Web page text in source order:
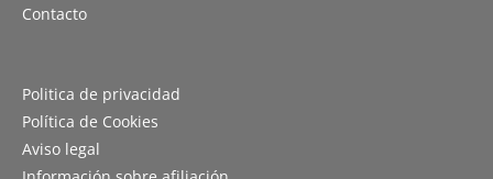
Contacto
Politica de privacidad
Política de Cookies
Aviso legal